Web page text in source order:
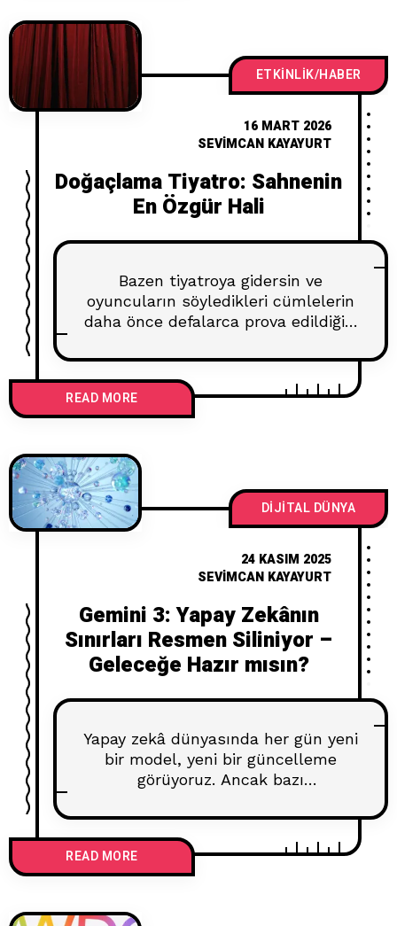
mantık aşağı yukarı aynı kaldı: “Biz
yaptık, biz beğendik, biz
ödüllendirdik.” AmaETKINLIK/HABER
16 MART 2026
SEVIMCAN KAYAYURT
Doğaçlama Tiyatro: Sahnenin
En Özgür Hali
Bazen tiyatroya gidersin ve
oyuncuların söyledikleri cümlelerin
daha önce defalarca prova edildiğini
bellidir, sonu bellidir. Ama bir de
öyle bir tiyatro var ki… sahneye
çıkan oyuncuların hiçbir şeyden
haberi yoktur. Seyirci bir kelime
ilişki önerir ve oyun başlar. İşte bu
büyülü alanın adı: doğaçlama
READ MORE
DIJITAL DÜNYA
24 KASIM 2025
SEVIMCAN KAYAYURT
Gemini 3: Yapay Zekânın
Sınırları Resmen Siliniyor –
Geleceğe Hazır mısın?
Yapay zekâ dünyasında her gün yeni
bir model, yeni bir güncelleme
görüyoruz. Ancak bazı
hızlı yanıt vermekle kalmaz;
teknolojinin yönünü tamamen
değiştirir. Google’ın yeni nesil büyük
modeli Gemini 3, tam olarak böyle
bir “sürüm yükseltme” değil; yapay
READ MORE